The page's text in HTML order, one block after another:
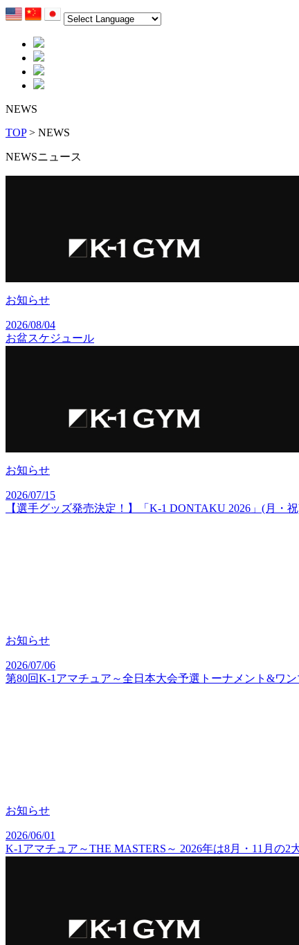
NEWS
TOP> NEWS
NEWSニュース
お知らせ
2026/08/04
お盆スケジュール
お知らせ
2026/07/15
【選手グッズ発売決定！】「K-1 DONTAKU 2026」(月・
お知らせ
2026/07/06
第80回K-1アマチュア～全日本大会予選トーナメント&ワ
お知らせ
2026/06/01
K-1アマチュア～THE MASTERS～ 2026年は8月・11月の